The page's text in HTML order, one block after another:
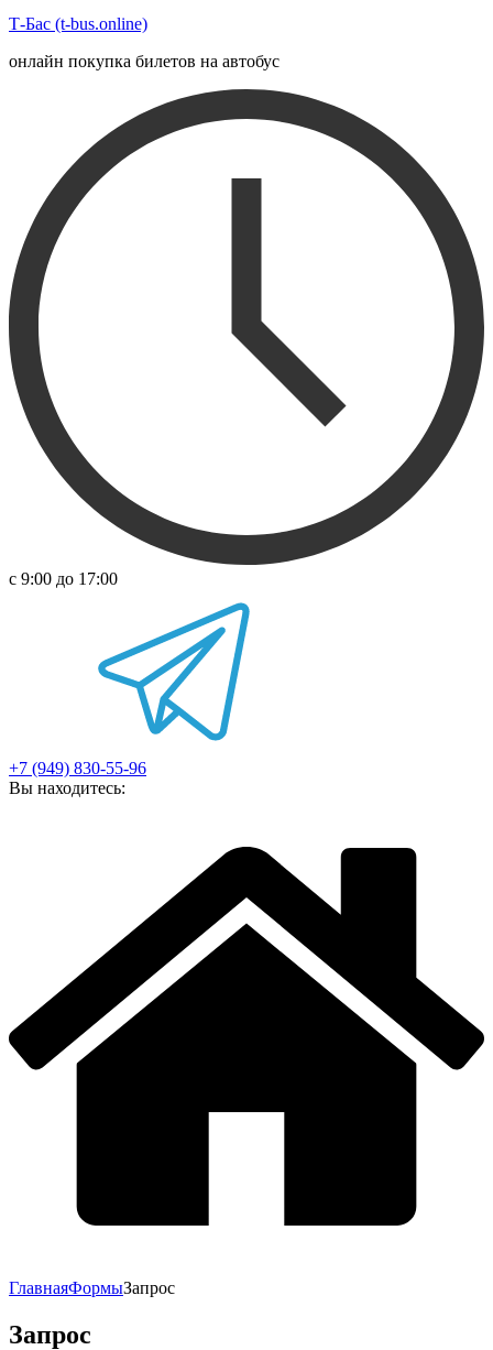
Т-Бас (t-bus.online)
онлайн покупка билетов на автобус
с 9:00 до 17:00
+7 (949) 830-55-96
Вы находитесь:
ГлавнаяФормыЗапрос
Запрос